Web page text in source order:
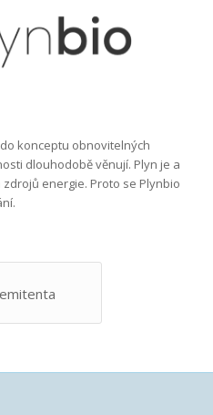
konceptu obnovitelných
dlouhodobě věnují. Plyn je a
energie. Proto se Plynbio